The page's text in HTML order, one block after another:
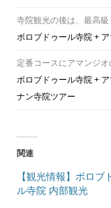
寺院観光の後は、最高級
ボロブドゥール寺院 +
定番コースにアマンジオ
ボロブドゥール寺院 +
ナン寺院ツアー
関連
【観光情報】ボロブ
ル寺院 内部観光